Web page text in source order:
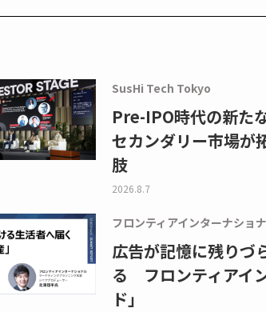
SusHi Tech Tokyo
Pre-IPO時代の新た
セカンダリー市場が
肢
2026.8.7
フロンティアインターナショ
広告が記憶に残りづ
る フロンティアイ
ド」